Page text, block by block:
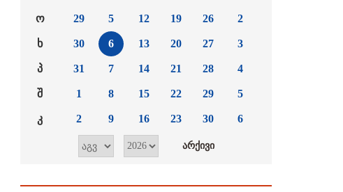
ო
ხ
პ
შ
კ
29
30
31
1
2
5
6
7
8
9
12
13
14
15
16
19
20
21
22
23
26
27
28
29
30
2
3
4
5
6